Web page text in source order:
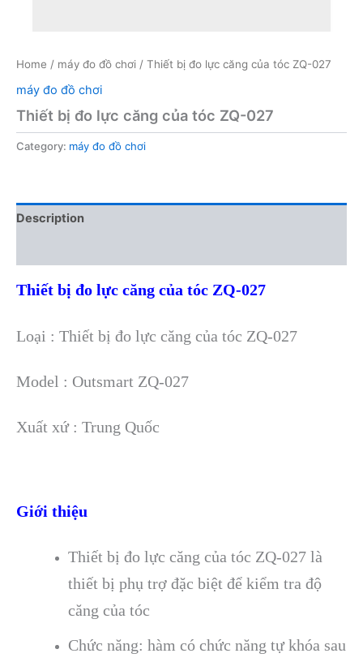
Home / máy đo đồ chơi / Thiết bị đo lực căng của tóc ZQ-027
máy đo đồ chơi
Thiết bị đo lực căng của tóc ZQ-027
Category: máy đo đồ chơi
Description
Thiết bị đo lực căng của tóc ZQ-027
Loại : Thiết bị đo lực căng của tóc ZQ-027
Model : Outsmart ZQ-027
Xuất xứ : Trung Quốc
Giới thiệu
Thiết bị đo lực căng của tóc ZQ-027 là
thiết bị phụ trợ đặc biệt để kiểm tra độ
căng của tóc
Chức năng: hàm có chức năng tự khóa sau